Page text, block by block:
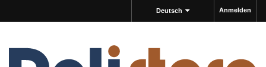
Anmelden
Deutsch